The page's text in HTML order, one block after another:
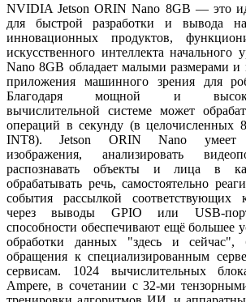
NVIDIA Jetson ORIN Nano 8GB — это
для быстрой разработки и вывода
инновационных продуктов,
искусственного интеллекта начального
Nano 8GB обладает малыми размерами и
приложения машинного зрения для
Благодаря мощной и
вычислительной системе может
операций в секунду (в целочисленных
INT8). Jetson ORIN Nano умеет
изображения, анализировать
распознавать объекты и лица в
обрабатывать речь, самостоятельно
события рассылкой соответствующих
через выводы GPIO или USB-
способности обеспечивают ещё большее
обработки данных "здесь и сейчас",
обращения к специализированным
сервисам. 1024 вычислительных
Ampere, в сочетании c 32-ми